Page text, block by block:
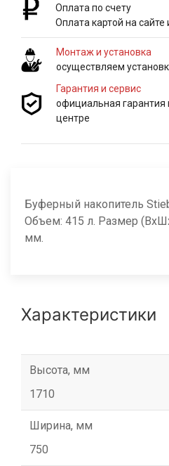
Оплата по счету
Оплата картой на
Монтаж и установка
осуществляем
Гарантия и сервис
официальная
центре
Буферный накопитель
Объем: 415 л. Размер
мм.
Характеристики
Высота, мм
1710
Ширина, мм
750